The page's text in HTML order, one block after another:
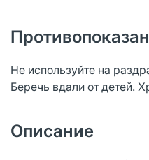
Не используйте на
Беречь вдали от детей.
Описание